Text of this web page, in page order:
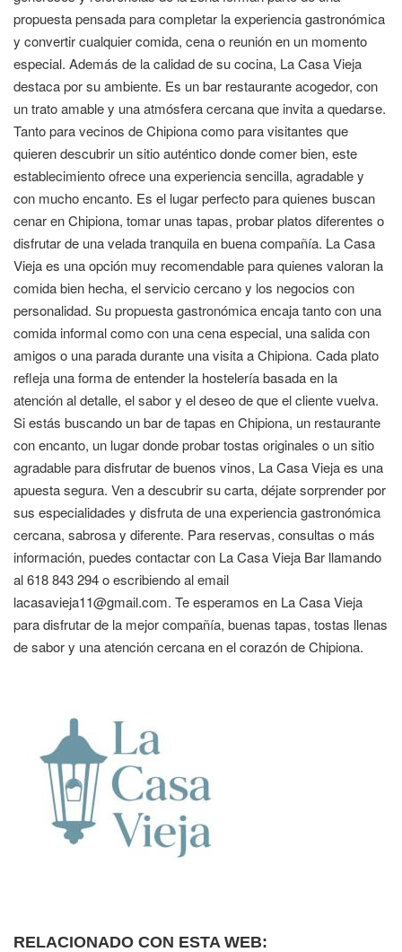
propuesta pensada para completar la experiencia gastronómica
y convertir cualquier comida, cena o reunión en un momento
especial. Además de la calidad de su cocina, La Casa Vieja
destaca por su ambiente. Es un bar restaurante acogedor, con
un trato amable y una atmósfera cercana que invita a quedarse.
Tanto para vecinos de Chipiona como para visitantes que
quieren descubrir un sitio auténtico donde comer bien, este
establecimiento ofrece una experiencia sencilla, agradable y
con mucho encanto. Es el lugar perfecto para quienes buscan
cenar en Chipiona, tomar unas tapas, probar platos diferentes o
disfrutar de una velada tranquila en buena compañía. La Casa
Vieja es una opción muy recomendable para quienes valoran la
comida bien hecha, el servicio cercano y los negocios con
personalidad. Su propuesta gastronómica encaja tanto con una
comida informal como con una cena especial, una salida con
amigos o una parada durante una visita a Chipiona. Cada plato
refleja una forma de entender la hostelería basada en la
atención al detalle, el sabor y el deseo de que el cliente vuelva.
Si estás buscando un bar de tapas en Chipiona, un restaurante
con encanto, un lugar donde probar tostas originales o un sitio
agradable para disfrutar de buenos vinos, La Casa Vieja es una
apuesta segura. Ven a descubrir su carta, déjate sorprender por
sus especialidades y disfruta de una experiencia gastronómica
cercana, sabrosa y diferente. Para reservas, consultas o más
información, puedes contactar con La Casa Vieja Bar llamando
al 618 843 294 o escribiendo al email
lacasavieja11@gmail.com. Te esperamos en La Casa Vieja
para disfrutar de la mejor compañía, buenas tapas, tostas llenas
de sabor y una atención cercana en el corazón de Chipiona.
RELACIONADO CON ESTA WEB: